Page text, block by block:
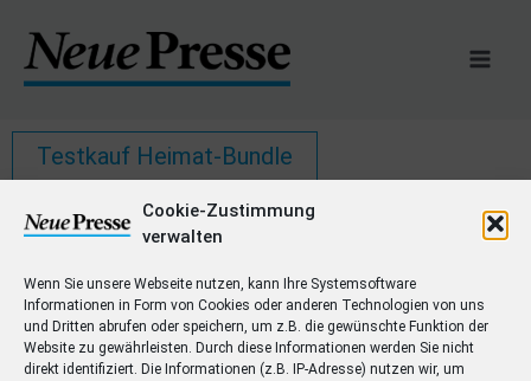
Cookie-Zustimmung
verwalten
Wenn Sie unsere Webseite nutzen, kann Ihre Systemsoftware
Informationen in Form von Cookies oder anderen Technologien von uns
und Dritten abrufen oder speichern, um z.B. die gewünschte Funktion der
Website zu gewährleisten. Durch diese Informationen werden Sie nicht
direkt identifiziert. Die Informationen (z.B. IP-Adresse) nutzen wir, um
Inhalt
springen
Testkauf Heimat-Bundle
Preise AGB Abonnement kündigen
Datenschutz
Impressum
Cookie-Richtlinie (EU)
Barrierefreiheitserklärung
np-coburg.de